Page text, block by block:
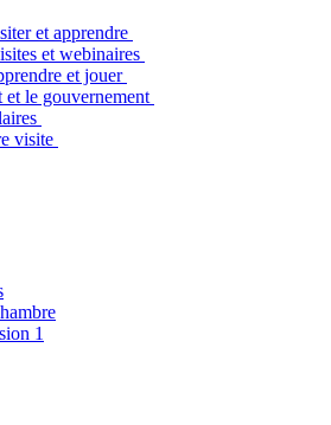
et apprendre
et webinaires
et jouer
et le gouvernement
visite
1